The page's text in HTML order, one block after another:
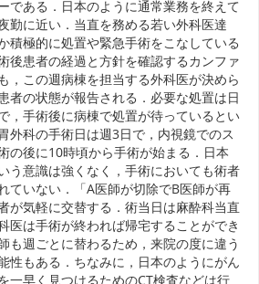
である．日本のように通常業務を終えて
勤に近い．当直を務める若い外科医達
積極的に処置や緊急手術をこなしている
後患者の経過と方針を確認するカンファ
，この週病棟を担当する外科医が決めら
者の状態が報告される．必要な処置は日
，手術後に病棟で処置が待っているとい
外科の手術日は週3日で，内視鏡でのス
の後に10時頃から手術が始まる．日本
う意識は強くなく，手術においても術者
ていない．「A医師が切除でB医師が再
が気軽に交替する．術当日は麻酔科当直
医は手術が終われば帰宅することができ
も週ごとに替わるため，来院の度に違う
性もある．ちなみに，日本のようにがん
一早く見つけるためのCT検査などは行